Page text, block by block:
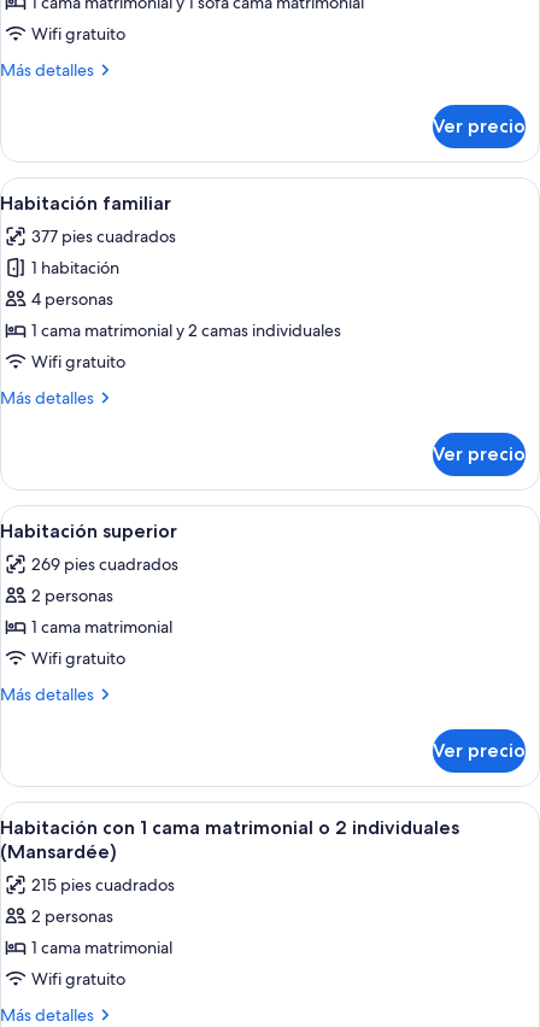
Habitación
triple
Wifi gratuito
Más detalles
Más
triple
superior
Ver precio
Abrir
todas
las
fotos
de
Habitación
familiar
Una habitación de hotel con literas,
12
Habitación familiar
377 pies cuadrados
1 habitación
4 personas
1 cama matrimonial y 2 camas individuales
Wifi gratuito
Más detalles
Más
familiar
Ver precio
Abrir
todas
las
fotos
de
Habitación
superior
Una habitación de hotel moderna
13
Habitación superior
269 pies cuadrados
2 personas
1 cama matrimonial
Wifi gratuito
Más detalles
Más
superior
Ver precio
Abrir
todas
las
fotos
de
Habitación
con
1
Una habitación de hotel moderna
11
Habitación con 1 cama matrimonial o 2 individuales
(Mansardée)
215 pies cuadrados
2 personas
1 cama matrimonial
Wifi gratuito
Más detalles
Más